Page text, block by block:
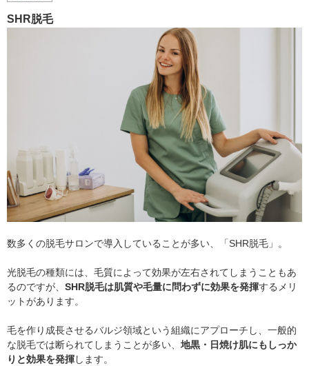
SHR脱毛
数多くの脱毛サロンで導入していることが多い、「SHR脱毛」。
光脱毛の種類には、毛質によって効果が左右されてしまうこともあ
るのですが、 SHR脱毛は肌質や毛量に問わずに効果を発揮するメリ
ットがあります。
毛を作り成長させるバルジ領域という組織にアプローチし、一般的
な脱毛では断られてしまうことが多い、 地黒・日焼け肌にもしっか
りと効果を発揮します。